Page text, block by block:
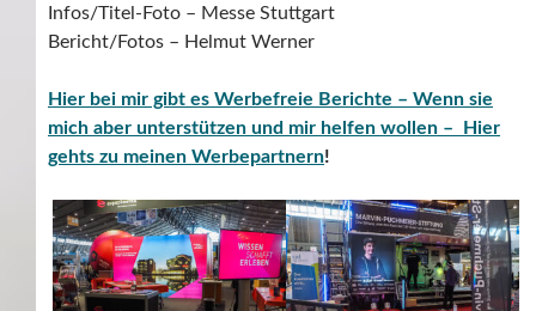
Infos/Titel-Foto – Messe Stuttgart
Bericht/Fotos – Helmut Werner
Hier bei mir gibt es Werbefreie Berichte – Wenn sie
mich aber unterstützen und mir helfen wollen – Hier
gehts zu meinen Werbepartnern!